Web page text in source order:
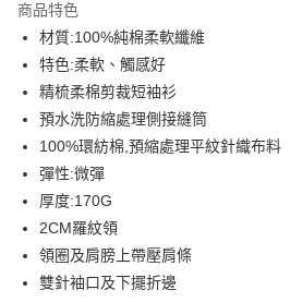
合作金庫商業銀行
華南商業銀行
上海商業儲蓄銀行
國泰世華商業銀行
臺灣中小企業銀行
匯豐（台灣）商業銀行
華
聯邦商業銀行
遠
元大商業銀行
玉山商業銀行
台新國際商業銀行
台灣樂天信用卡公司
6 期 0 利率 每期
華南商業銀行
上海商業儲蓄銀行
國泰世華商業銀行
臺灣中小企業銀行
台
匯豐（台灣）商業銀行
聯邦商業銀行
元大商業銀行
玉山商業銀行
台新國際商業銀行
台灣樂天信用卡公司
12 期 0 利率 每期NT$27
合作金庫商業銀行
上海商業儲蓄銀行
國泰世華商業銀行
兆
臺灣中小企業銀行
匯豐（台灣）商業銀行
聯邦商業銀行
元大商業銀行
玉山商業銀行
台新國際商業銀行
超商取貨付款
LINE Pay
Apple Pay
街口支付
悠遊付
Google Pay
商品特色
材質:100%純棉柔軟纖維
特色:柔軟、觸感好
精梳柔棉剪裁短袖衫
預水洗防縮處理側接縫筒
100%環紡棉,預縮處理平紋針織布料
彈性:微彈
厚度:170G
2CM羅紋領
領圈及肩膀上帶壓肩條
雙針袖口及下擺折邊